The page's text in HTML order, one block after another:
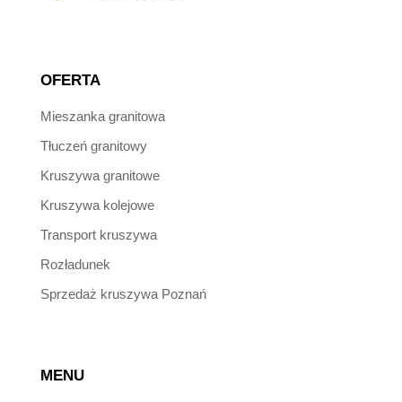
OFERTA
Mieszanka granitowa
Tłuczeń granitowy
Kruszywa granitowe
Kruszywa kolejowe
Transport kruszywa
Rozładunek
Sprzedaż kruszywa Poznań
MENU